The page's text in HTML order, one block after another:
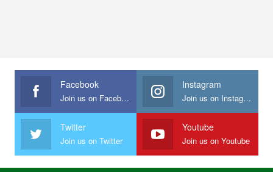
Facebook
Join us on Facebook
Instagram
Join us on Instagram
Twitter
Join us on Twitter
Youtube
Join us on Youtube